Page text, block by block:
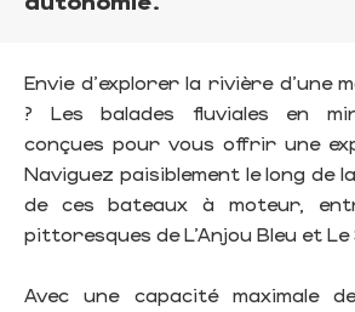
Envie d'explorer la rivière d'une
? Les balades fluviales en
conçues pour vous offrir une
Naviguez paisiblement le long de
de ces bateaux à moteur,
pittoresques de L’Anjou Bleu et Le
Avec une capacité maximale